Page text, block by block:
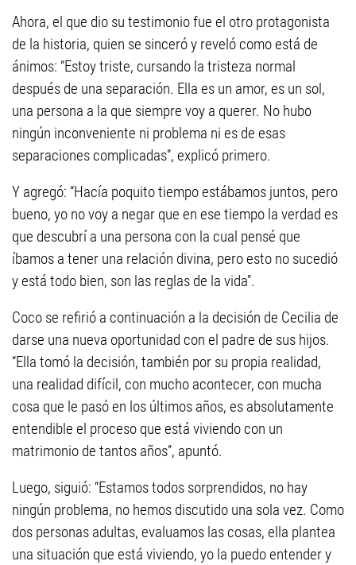
Ahora, el que dio su testimonio fue el otro protagonista
de la historia, quien se sinceró y reveló como está de
ánimos: “Estoy triste, cursando la tristeza normal
después de una separación. Ella es un amor, es un sol,
una persona a la que siempre voy a querer. No hubo
ningún inconveniente ni problema ni es de esas
separaciones complicadas”, explicó primero.
Y agregó: “Hacía poquito tiempo estábamos juntos, pero
bueno, yo no voy a negar que en ese tiempo la verdad es
que descubrí a una persona con la cual pensé que
íbamos a tener una relación divina, pero esto no sucedió
y está todo bien, son las reglas de la vida”.
Coco se refirió a continuación a la decisión de Cecilia de
darse una nueva oportunidad con el padre de sus hijos.
“Ella tomó la decisión, también por su propia realidad,
una realidad difícil, con mucho acontecer, con mucha
cosa que le pasó en los últimos años, es absolutamente
entendible el proceso que está viviendo con un
matrimonio de tantos años”, apuntó.
Luego, siguió: “Estamos todos sorprendidos, no hay
ningún problema, no hemos discutido una sola vez. Como
dos personas adultas, evaluamos las cosas, ella plantea
una situación que está viviendo, yo la puedo entender y